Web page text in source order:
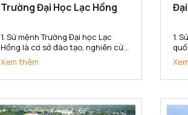
Trường Đại Học Lạc Hồng
1. Sứ mệnh Trường Đại học Lạc
Hồng là cơ sở đào tạo, nghiên cứu
khoa học ứng dụng, chuyển giao
công nghệ đáp ứng nhu cầu xã
hội. Trường cung cấp nguồn nhân
lực và phẩm chất phục vụ sự
nghiệp...
Xem thêm
1.
về
đại